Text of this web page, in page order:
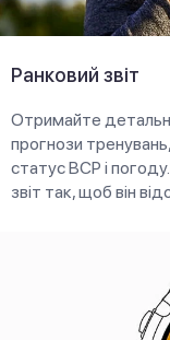
Ранковий звіт
Отримайте
прогнози
статус ВСР і
звіт так, щоб він